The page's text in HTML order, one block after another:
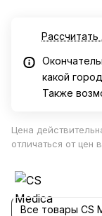
Рассчитать
какой
Также
Цена
отличаться от цен
Все товары CS